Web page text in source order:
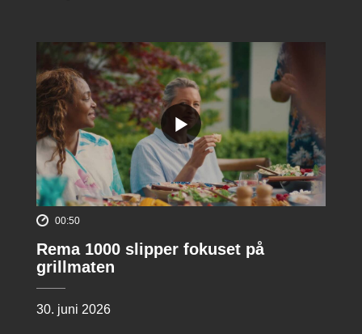
00:50
Rema 1000 slipper fokuset på
grillmaten
30. juni 2026